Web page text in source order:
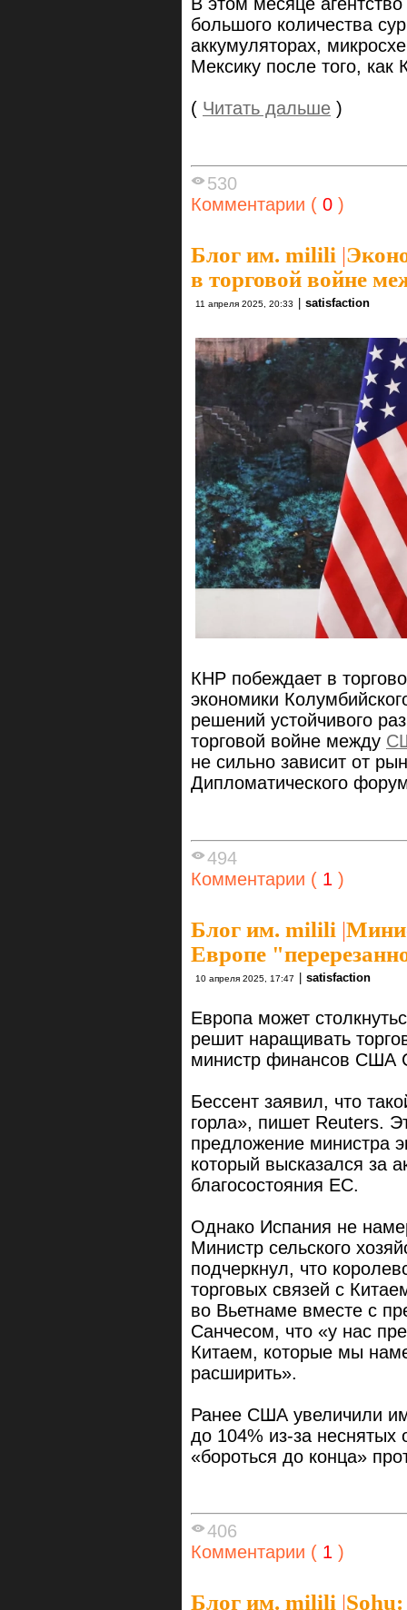
большого количества
аккумуляторах,
Мексику после того,
( Читать дальше )
530
Комментарии ( 0 )
Блог им. milili |
в торговой войне
11 апреля 2025, 20:33 | satisfaction
КНР побеждает в
экономики
решений устойчивого
торговой войне между
не сильно зависит от
Дипломатического
494
Комментарии ( 1 )
Блог им. milili |
Европе
10 апреля 2025, 17:47 | satisfaction
Европа может
решит наращивать
министр финансов США
Бессент заявил, что
горла», пишет Reuters.
предложение министра
который высказался за
благосостояния ЕС.
Однако Испания не
Министр сельского
подчеркнул, что
торговых связей с
во Вьетнаме вместе с
Санчесом, что «у нас
Китаем, которые мы
расширить».
Ранее США увеличили
до 104% из-за
«бороться до конца»
406
Комментарии ( 1 )
Блог им. milili |